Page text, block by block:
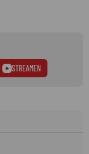
STREAMEN